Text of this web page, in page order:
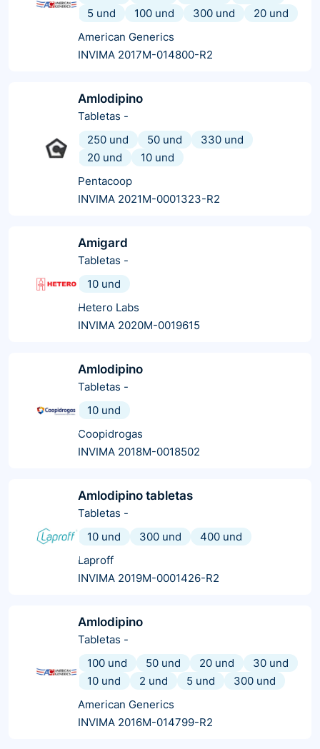
5 und
100 und 300 und
20 und
American Generics
INVIMA 2017M-014800-R2
Amlodipino
Tabletas -
250 und
50 und
330 und
20 und
10 und
Pentacoop
INVIMA 2021M-0001323-R2
Amigard
Tabletas -
10 und
Hetero Labs
INVIMA 2020M-0019615
Amlodipino
Tabletas -
10 und
Coopidrogas
INVIMA 2018M-0018502
Amlodipino tabletas
Tabletas -
10 und
300 und
400 und
Laproff
INVIMA 2019M-0001426-R2
Amlodipino
Tabletas -
100 und
50 und 20 und
30 und
10 und
2 und 5 und
300 und
American Generics
INVIMA 2016M-014799-R2